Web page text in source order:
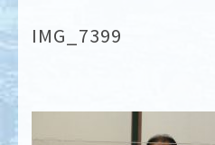
IMG_7399